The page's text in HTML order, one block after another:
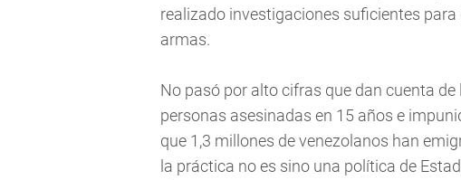
realizado investigaciones suficientes
armas.
No pasó por alto cifras que dan cuenta
personas asesinadas en 15 años e
que 1,3 millones de venezolanos han
la práctica no es sino una política de